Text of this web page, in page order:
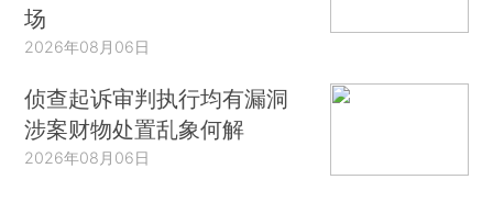
场
2026年08月06日
侦查起诉审判执行均有漏洞
涉案财物处置乱象何解
2026年08月06日